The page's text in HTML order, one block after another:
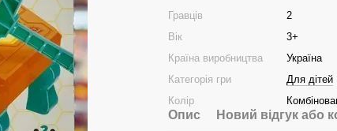
Гравців
2
Вік
3+
Країна виробництва
Україна
Категорія гри
Для дітей
Колір
Опис Новий відгук або